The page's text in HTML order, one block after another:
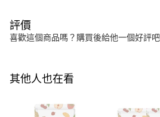
評價
喜歡這個商品嗎？購買後給他一個好評吧
其他人也在看